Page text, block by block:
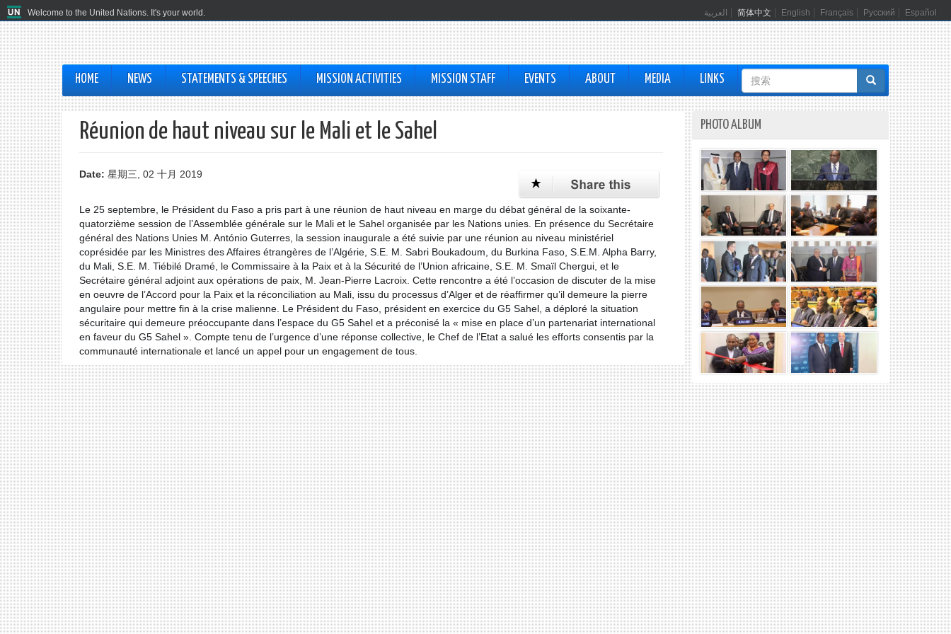
Welcome to the United Nations. It's your world. العربية 简体中文 English Français Русский Español
HOME NEWS STATEMENTS & SPEECHES MISSION ACTIVITIES MISSION STAFF EVENTS ABOUT MEDIA LINKS
搜
索
表
单
Réunion de haut niveau sur le Mali et le Sahel
Date: 星期三, 02 十月 2019
Le 25 septembre, le Président du Faso a pris part à une réunion de haut niveau en marge du débat général de la soixante-
quatorzième session de l’Assemblée générale sur le Mali et le Sahel organisée par les Nations unies. En présence du Secrétaire
général des Nations Unies M. António Guterres, la session inaugurale a été suivie par une réunion au niveau ministériel
coprésidée par les Ministres des Affaires étrangères de l’Algérie, S.E. M. Sabri Boukadoum, du Burkina Faso, S.E.M. Alpha Barry,
du Mali, S.E. M. Tiébilé Dramé, le Commissaire à la Paix et à la Sécurité de l’Union africaine, S.E. M. Smaïl Chergui, et le
Secrétaire général adjoint aux opérations de paix, M. Jean-Pierre Lacroix. Cette rencontre a été l’occasion de discuter de la mise
en oeuvre de l’Accord pour la Paix et la réconciliation au Mali, issu du processus d’Alger et de réaffirmer qu’il demeure la pierre
angulaire pour mettre fin à la crise malienne. Le Président du Faso, président en exercice du G5 Sahel, a déploré la situation
sécuritaire qui demeure préoccupante dans l’espace du G5 Sahel et a préconisé la « mise en place d’un partenariat international
en faveur du G5 Sahel ». Compte tenu de l’urgence d’une réponse collective, le Chef de l’Etat a salué les efforts consentis par la
communauté internationale et lancé un appel pour un engagement de tous.
PHOTO ALBUM